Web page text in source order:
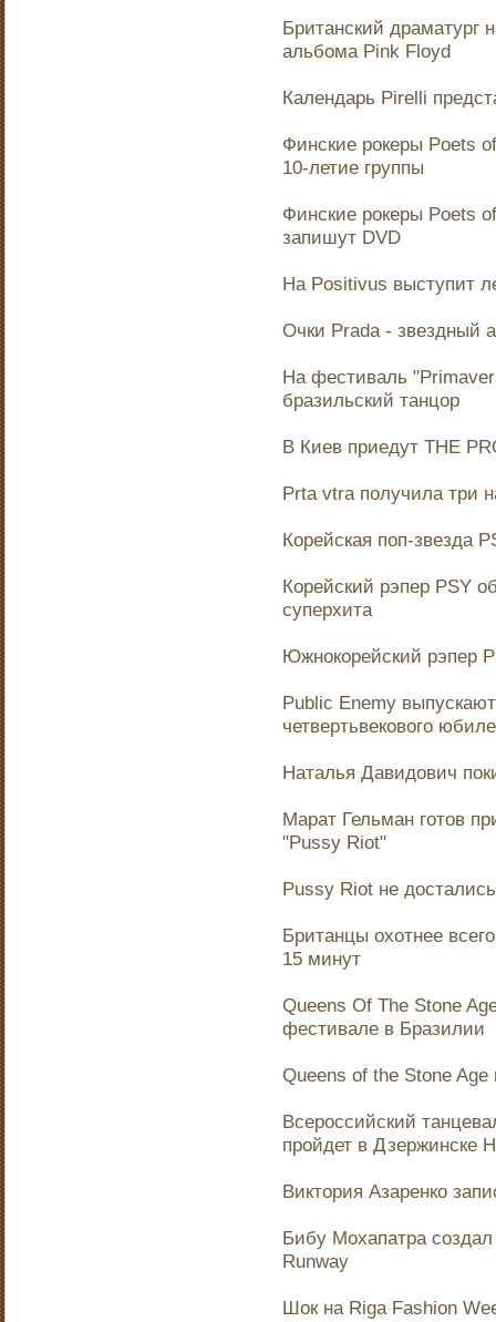
Британский драматург
альбома Pink Floyd
Календарь Pirelli
Финские рокеры Poets
10-летие группы
Финские рокеры Poets
запишут DVD
На Positivus выступит
Очки Prada - звездный
На фестиваль
бразильский танцор
В Киев приедут THE
Prta vtra получила три
Корейская поп-звезда
Корейский рэпер PSY
суперхита
Южнокорейский рэпер
Public Enemy
четвертьвекового
Наталья Давидович
Марат Гельман готов
"Pussy Riot"
Pussy Riot не
Британцы охотнее
15 минут
Queens Of The Stone
фестивале в Бразилии
Queens of the Stone
Всероссийский
пройдет в Дзержинске
Виктория Азаренко
Бибу Мохапатра
Runway
Шок на Riga Fashion